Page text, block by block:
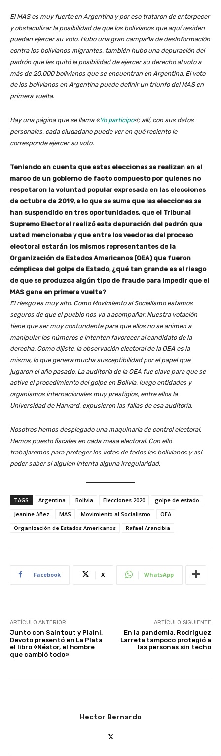
El MAS es muy fuerte en Argentina y por eso trataron de entorpecer
y obstaculizar la posibilidad de que los bolivianos que aquí residen
puedan ejercer su voto. Hubo una gran campaña de desinformación
contra los bolivianos migrantes, también hubo una depuración del
padrón que les quitó la posibilidad de ejercer su derecho al voto a
más de 20.000 bolivianos que se encuentran en Argentina. El voto
de los bolivianos en Argentina puede definir un triunfo del MAS en
primera vuelta.
Hay una página que se llama «Yo participo«; allí, con sus datos
personales, cada ciudadano puede ver en qué reciento le
corresponde ejercer su voto.
Teniendo en cuenta que estas elecciones se realizan en el
marco de un gobierno de facto compuesto por quienes no
respetaron la voluntad popular expresada en las elecciones
de octubre de 2019, a lo que se suma que las elecciones se
han suspendido en tres oportunidades, que el Tribunal
Supremo Electoral realizó esta depuración del padrón que
usted mencionaba y que entre los veedores del proceso
electoral estarán los mismos representantes de la
Organización de Estados Americanos (OEA) que fueron
cómplices del golpe de Estado, ¿qué tan grande es el riesgo
de que se produzca algún tipo de fraude para impedir que el
MAS gane en primera vuelta?
El riesgo es muy alto. Como Movimiento al Socialismo estamos
seguros de que el pueblo nos va a acompañar. Nuestra votación
tiene que ser muy contundente para que ellos no se animen a
manipular los números e intenten favorecer al candidato de la
derecha. Como dijiste, la observación electoral de la OEA es la
misma, lo que genera mucha susceptibilidad por el papel que
jugaron el año pasado. La auditoría de la OEA fue clave para que se
active el procedimiento del golpe en Bolivia, luego entidades y
organismos internacionales muy prestigios, entre ellos la
Universidad de Harvard, expusieron las fallas de esa auditoría.
Nosotros hemos desplegado una maquinaria de control electoral.
Hemos puesto fiscales en cada mesa electoral. Con ello
trabajaremos para proteger los votos de todos los bolivianos y así
poder saber si alguien intenta alguna irregularidad.
TAGS Argentina Bolivia Elecciones 2020
golpe de estado
Jeanine Añez
MAS Movimiento al Socialismo
OEA
Organización de Estados Americanos
Rafael Arancibia
Facebook X WhatsApp
ARTÍCULO ANTERIOR
Junto con Saintout y Plaini,
Devoto presentó en La Plata
el libro «Néstor, el hombre
que cambió todo»
ARTÍCULO SIGUIENTE
En la pandemia, Rodríguez
Larreta tampoco protegió a
las personas sin techo
Hector Bernardo